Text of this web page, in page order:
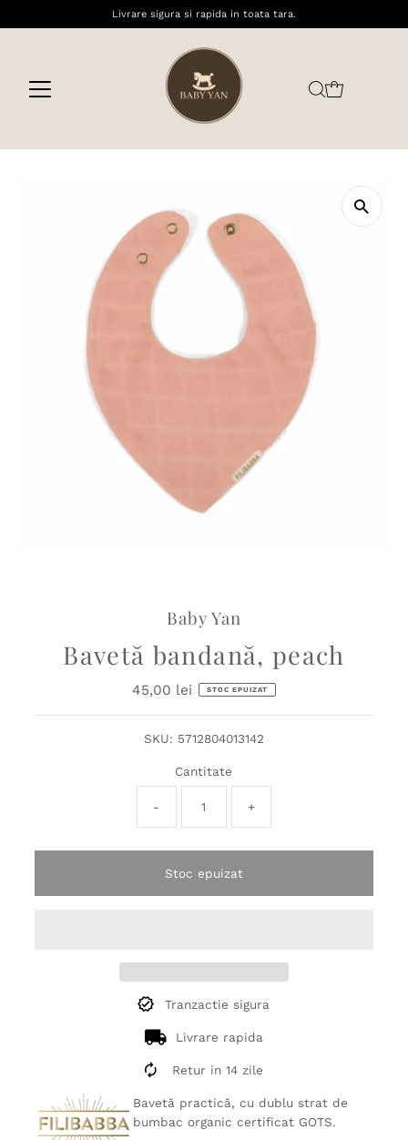
Livrare sigura si rapida in toata tara.
Baby Yan
Bavetă bandană, peach
Preț
45,00 lei STOC EPUIZAT
SKU: 5712804013142
Cantitate
- +
Stoc epuizat
Tranzactie sigura
Livrare rapida
Retur in 14 zile
Bavetă practică, cu dublu strat de
bumbac organic certificat GOTS.